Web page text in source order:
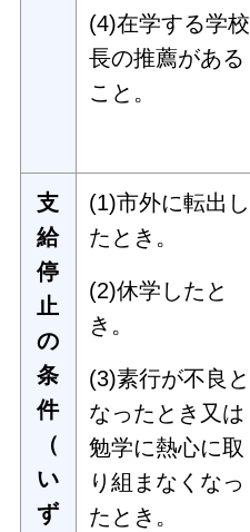
(4)在学する学校
長の推薦がある
こと。
支
給
停
止
の
条
件
（
い
ず
(1)市外に転出し
たとき。
(2)休学したと
き。
(3)素行が不良と
なったとき又は
勉学に熱心に取
り組まなくなっ
たとき。